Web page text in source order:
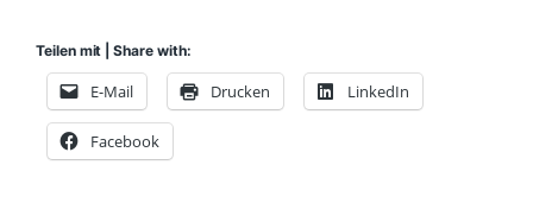
Teilen mit | Share with:
E-Mail Drucken LinkedIn
Facebook